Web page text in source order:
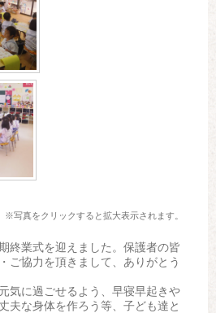
※写真をクリックすると拡大表示されます。
終業式を迎えました。保護者の皆
ご協力を頂きまして、ありがとう
気に過ごせるよう、早寝早起きや
夫な身体を作ろう等、子ども達と